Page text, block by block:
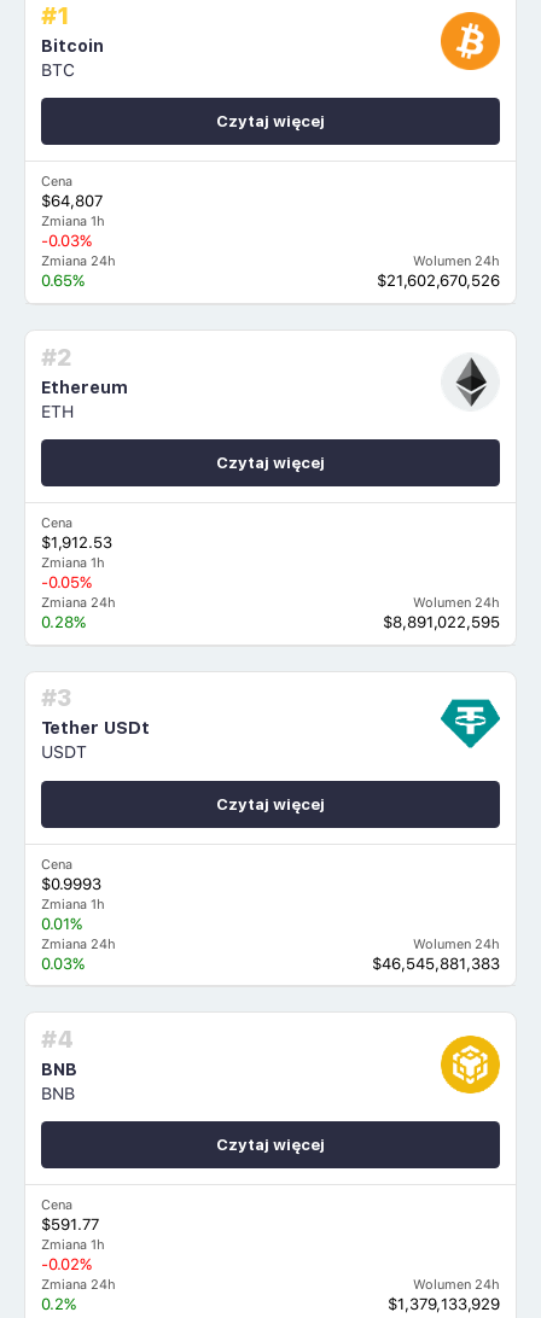
#1
Bitcoin
BTC
Cena
$64,807
Zmiana 1h
-0.03%
Zmiana 24h
0.65%
Wolumen 24h
$21,602,670,526
Czytaj więcej
#2
Ethereum
ETH
Cena
$1,912.53
Zmiana 1h
-0.05%
Zmiana 24h
0.28%
Wolumen 24h
$8,891,022,595
Czytaj więcej
#3
Tether USDt
USDT
Cena
$0.9993
Zmiana 1h
0.01%
Zmiana 24h
0.03%
Wolumen 24h
$46,545,881,383
Czytaj więcej
#4
BNB
BNB
Cena
$591.77
Zmiana 1h
-0.02%
Zmiana 24h
0.2%
Wolumen 24h
$1,379,133,929
Czytaj więcej